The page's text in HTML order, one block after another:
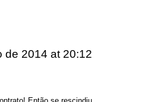
de 2014 at 20:12